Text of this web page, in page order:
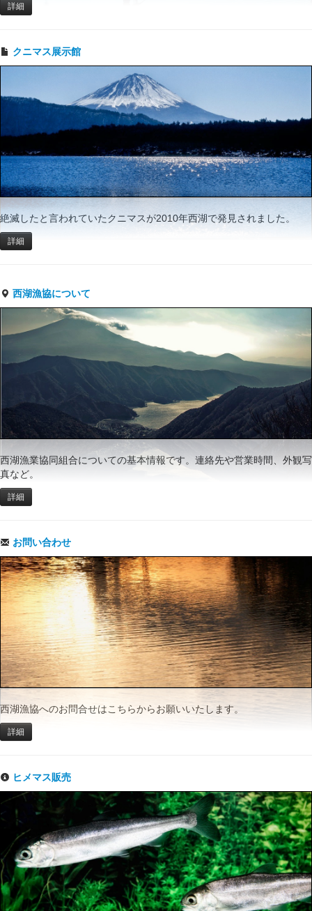
詳細
クニマス展示館
絶滅したと言われていたクニマスが2010年西湖で発見されました。
詳細
西湖漁協について
西湖漁業協同組合についての基本情報です。連絡先や営業時間、外観写
真など。
詳細
お問い合わせ
西湖漁協へのお問合せはこちらからお願いいたします。
詳細
ヒメマス販売